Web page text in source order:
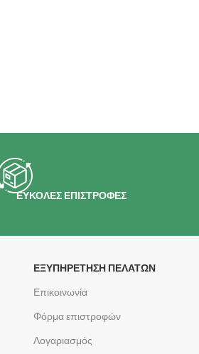
ΕΥΚΟΛΕΣ ΕΠΙΣΤΡΟΦΕΣ
ΕΞΥΠΗΡΕΤΗΣΗ ΠΕΛΑΤΩΝ
Επικοινωνία
Φόρμα επιστροφών
Λογαριασμός